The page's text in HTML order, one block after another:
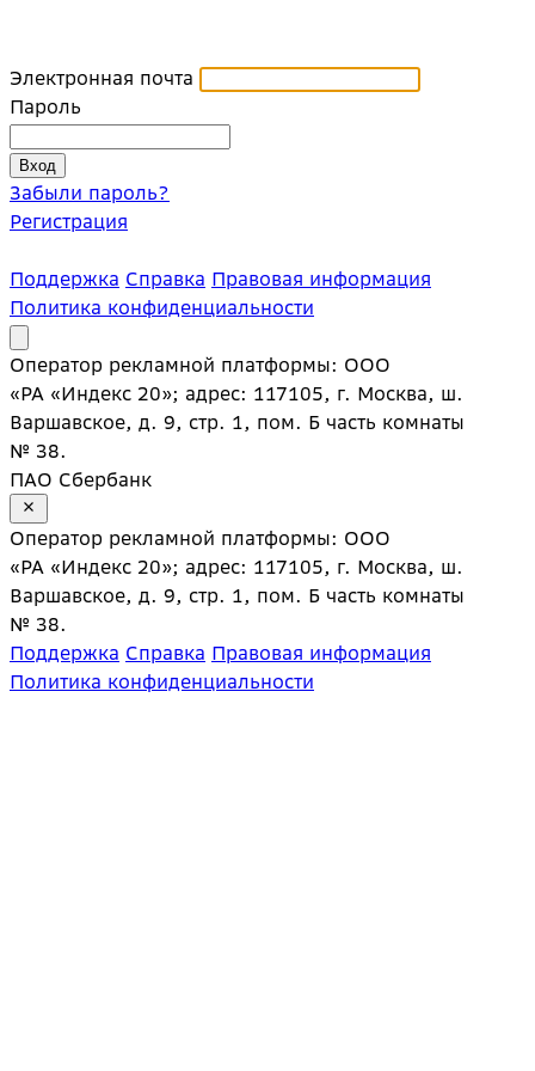
Электронная почта
Пароль
Забыли пароль?
Регистрация
Поддержка Справка Правовая информация
Политика конфиденциальности
Оператор рекламной платформы: ООО
«РА «Индекс 20»; адрес: 117105, г. Москва, ш.
Варшавское, д. 9, стр. 1, пом. Б часть комнаты
№ 38.
ПАО Сбербанк
Оператор рекламной платформы: ООО
«РА «Индекс 20»; адрес: 117105, г. Москва, ш.
Варшавское, д. 9, стр. 1, пом. Б часть комнаты
№ 38.
Поддержка Справка Правовая информация
Политика конфиденциальности